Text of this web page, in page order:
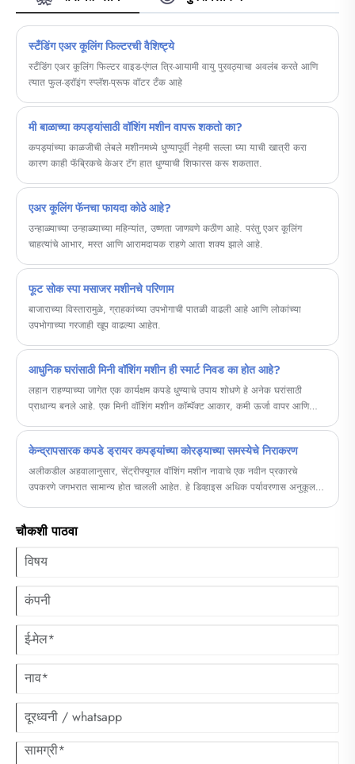
स्टँडिंग एअर कूलिंग फिल्टरची वैशिष्ट्ये
स्टँडिंग एअर कूलिंग फिल्टर वाइड-एंगल त्रि-आयामी वायु पुरवठ्याचा अवलंब करते आणि
त्यात फुल-ड्रॉइंग स्प्लॅश-प्रूफ वॉटर टँक आहे
मी बाळाच्या कपड्यांसाठी वॉशिंग मशीन वापरू शकतो का?
कपड्यांच्या काळजीची लेबले मशीनमध्ये धुण्यापूर्वी नेहमी सल्ला घ्या याची खात्री करा
कारण काही फॅब्रिकचे केअर टॅग हात धुण्याची शिफारस करू शकतात.
एअर कूलिंग फॅनचा फायदा कोठे आहे?
उन्हाळ्याच्या उन्हाळ्याच्या महिन्यांत, उष्णता जाणवणे कठीण आहे. परंतु एअर कूलिंग
चाहत्यांचे आभार, मस्त आणि आरामदायक राहणे आता शक्य झाले आहे.
फूट सोक स्पा मसाजर मशीनचे परिणाम
बाजाराच्या विस्तारामुळे, ग्राहकांच्या उपभोगाची पातळी वाढली आहे आणि लोकांच्या
उपभोगाच्या गरजाही खूप वाढल्या आहेत.
आधुनिक घरांसाठी मिनी वॉशिंग मशीन ही स्मार्ट निवड का होत आहे?
लहान राहण्याच्या जागेत एक कार्यक्षम कपडे धुण्याचे उपाय शोधणे हे अनेक घरांसाठी
प्राधान्य बनले आहे. एक मिनी वॉशिंग मशीन कॉम्पॅक्ट आकार, कमी ऊर्जा वापर आणि
बहुमुखी उपकरणावर अवलंबून राहू शकतात. व्यावसायिक कौशल्य असलेले निर्माता म्हणून,
Cixi Sandie Electrical Appliance Co., Ltd. प्रगत वॉशिंग तंत्रज्ञान, टिकाऊपणा
आणि वापरकर्ता-अनुकूल नियंत्रणांसह डिझाइन केलेले मिनी वॉशिंग मशीन वितरित करते.
केन्द्रापसारक कपडे ड्रायर कपड्यांच्या कोरड्याच्या समस्येचे निराकरण
अलीकडील अहवालानुसार, सेंट्रीफ्यूगल वॉशिंग मशीन नावाचे एक नवीन प्रकारचे
उपकरणे जगभरात सामान्य होत चालली आहेत. हे डिव्हाइस अधिक पर्यावरणास अनुकूल
चौकशी पाठवा